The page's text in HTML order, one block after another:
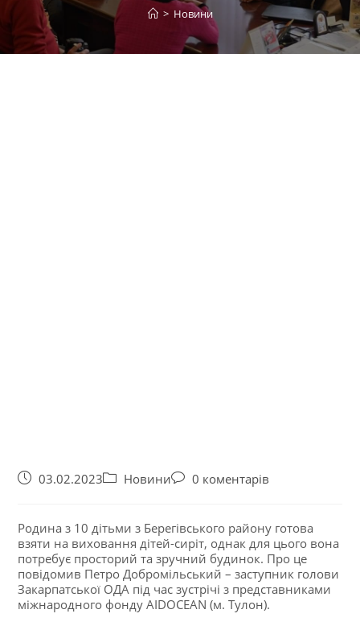
> Новини
03.02.2023 Новини 0 коментарів
Родина з 10 дітьми з Берегівського району готова
взяти на виховання дітей-сиріт, однак для цього вона
потребує просторий та зручний будинок. Про це
повідомив Петро Добромільський – заступник голови
Закарпатської ОДА під час зустрічі з представниками
міжнародного фонду AIDOCEAN (м. Тулон).